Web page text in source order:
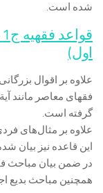
شده است.
اول)
علاوه بر اقوال
فقهای معاصر مانند
گرفته است.
علاوه بر مثال‌های
این قاعده نیز بیان
در ضمن بیان مباحث
همچنین مباحث بدیع